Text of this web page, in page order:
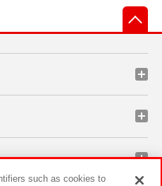
such as cookies to